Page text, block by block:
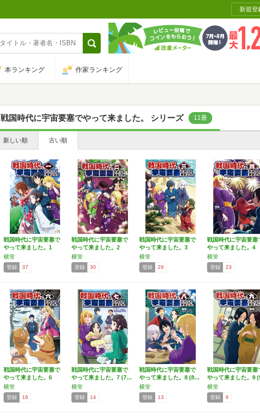
新規登
本ランキング 作家ランキング
戦国時代に宇宙要塞でやって来ました。 シリーズ 11冊
新しい順 古い順
戦国時代に宇宙要塞で
やって来ました。1
(モ…
横蛍
登録 37
戦国時代に宇宙要塞で
やって来ました。2
(モ…
横蛍
登録 30
戦国時代に宇宙要塞で
やって来ました。3
(モ…
横蛍
登録 29
戦国時代に宇宙要塞
やって来ました。4
(モ…
横蛍
登録 23
戦国時代に宇宙要塞で
やって来ました。6
(モ…
横蛍
登録 16
戦国時代に宇宙要塞で
やって来ました。7 (7…
横蛍
登録 14
戦国時代に宇宙要塞で
やって来ました。8 (8…
横蛍
登録 13
戦国時代に宇宙要塞
やって来ました。9
横蛍
登録 9